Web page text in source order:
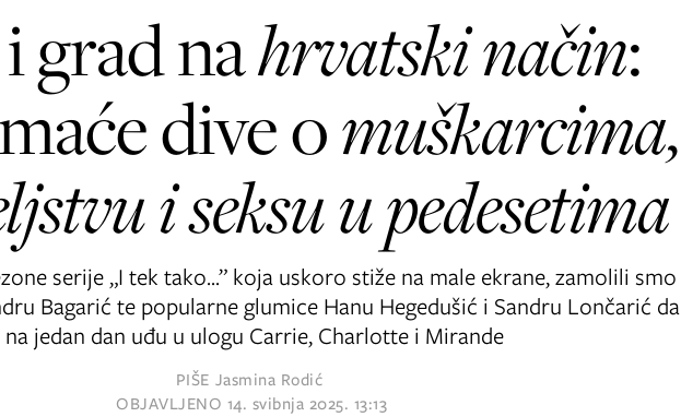
grad nahrvatski način:
dive omuškarcima,
i seksu u pedesetima
serije „I tek tako...” koja uskoro stiže na male ekrane, zamolili smo
Bagarić te popularne glumice Hanu Hegedušić i Sandru Lončarić da
na jedan dan uđu u ulogu Carrie, Charlotte i Mirande
PIŠE Jasmina Rodić
OBJAVLJENO 14. svibnja 2025. 13:13